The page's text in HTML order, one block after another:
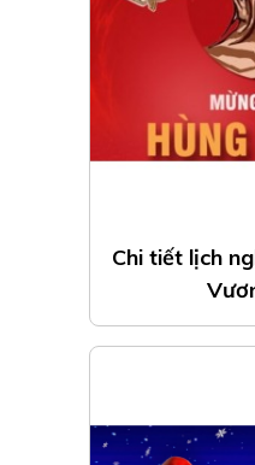
Chi tiết lịch